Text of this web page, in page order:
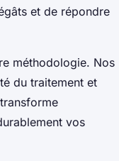
et de répondre
méthodologie. Nos
du traitement et
vos